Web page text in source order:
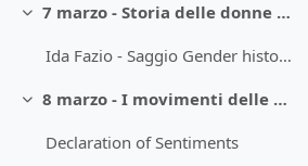
Minimizza
7 marzo - Storia delle donne e storia di genere
Ida Fazio - Saggio Gender history
Minimizza
8 marzo - I movimenti delle donne
Declaration of Sentiments